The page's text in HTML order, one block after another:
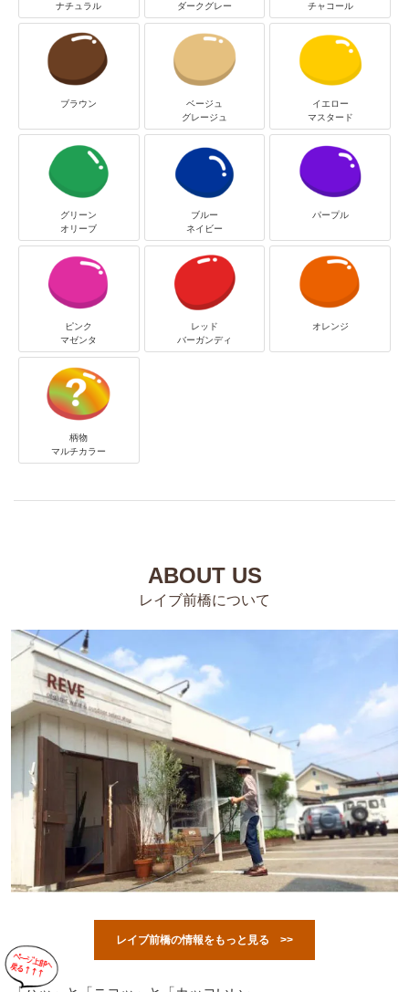
ナチュラル
ダークグレー
チャコール
ブラウン
ベージュ
グレージュ
イエロー
マスタード
グリーン
オリーブ
ブルー
ネイビー
パープル
ピンク
マゼンタ
レッド
バーガンディ
オレンジ
柄物
マルチカラー
ABOUT US
レイブ前橋について
レイブ前橋の情報をもっと見る >>